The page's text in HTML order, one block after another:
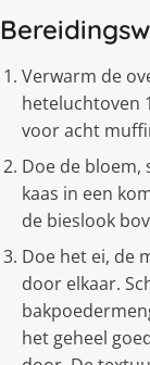
Verwarm de
heteluchtoven
voor acht
Doe de bloem,
kaas in een
de bieslook
Doe het ei, de
door elkaar.
het geheel